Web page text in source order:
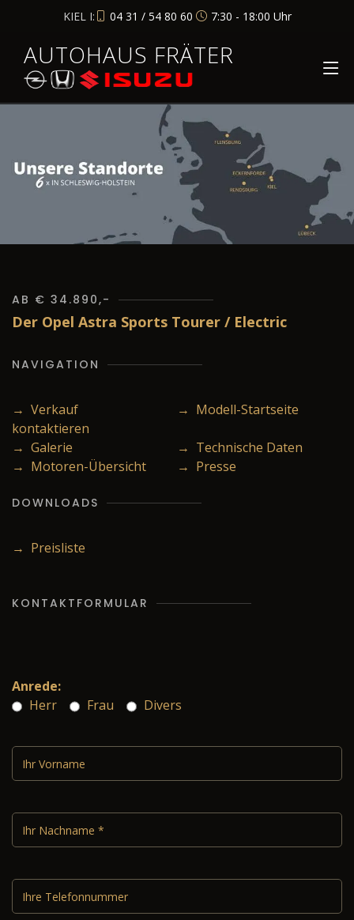
KIEL I: 04 31 / 54 80 60 7:30 - 18:00 Uhr
AUTOHAUS FRÄTER
AB € 34.890,-
Der Opel Astra Sports Tourer / Electric
NAVIGATION
→ Verkauf
kontaktieren
→ Modell-Startseite
→ Galerie
→ Technische Daten
→ Motoren-Übersicht
→ Presse
DOWNLOADS
→ Preisliste
KONTAKTFORMULAR
Anrede:
Herr
Frau Divers